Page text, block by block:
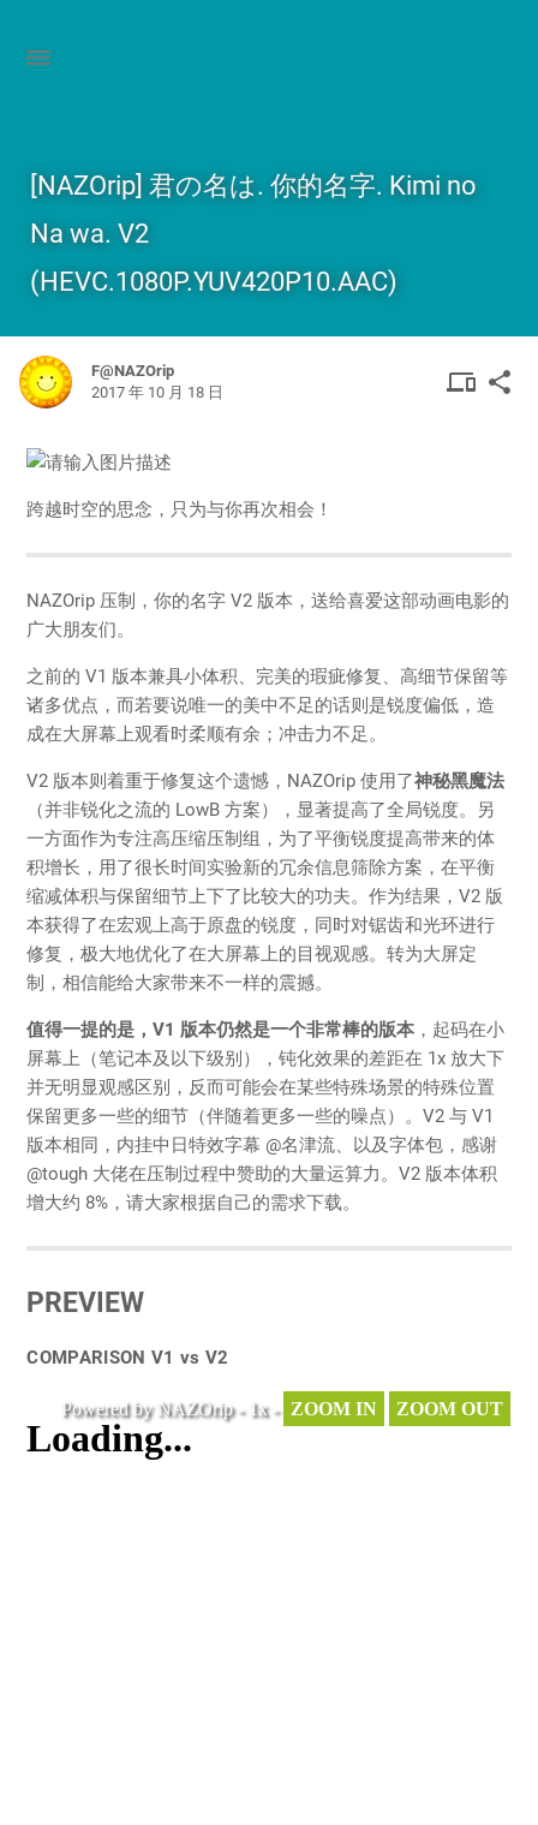
[NAZOrip] 君の名は. 你的名字. Kimi no
Na wa. V2
(HEVC.1080P.YUV420P10.AAC)
F@NAZOrip
2017 年 10 月 18 日
share
跨越时空的思念，只为与你再次相会！
NAZOrip 压制，你的名字 V2 版本，送给喜爱这部动画电影的
广大朋友们。
之前的 V1 版本兼具小体积、完美的瑕疵修复、高细节保留等
诸多优点，而若要说唯一的美中不足的话则是锐度偏低，造
成在大屏幕上观看时柔顺有余；冲击力不足。
V2 版本则着重于修复这个遗憾，NAZOrip 使用了神秘黑魔法
（并非锐化之流的 LowB 方案），显著提高了全局锐度。另
一方面作为专注高压缩压制组，为了平衡锐度提高带来的体
积增长，用了很长时间实验新的冗余信息筛除方案，在平衡
缩减体积与保留细节上下了比较大的功夫。作为结果，V2 版
本获得了在宏观上高于原盘的锐度，同时对锯齿和光环进行
修复，极大地优化了在大屏幕上的目视观感。转为大屏定
制，相信能给大家带来不一样的震撼。
值得一提的是，V1 版本仍然是一个非常棒的版本 ，起码在小
屏幕上（笔记本及以下级别），钝化效果的差距在 1x 放大下
并无明显观感区别，反而可能会在某些特殊场景的特殊位置
保留更多一些的细节（伴随着更多一些的噪点）。V2 与 V1
版本相同，内挂中日特效字幕 @名津流、以及字体包，感谢
@tough 大佬在压制过程中赞助的大量运算力。V2 版本体积
增大约 8%，请大家根据自己的需求下载。
PREVIEW
COMPARISON V1 vs V2